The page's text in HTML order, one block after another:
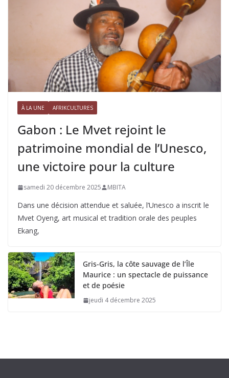
À LA UNE AFRIKCULTURES
Gabon : Le Mvet rejoint le
patrimoine mondial de l’Unesco,
une victoire pour la culture
samedi 20 décembre 2025 MBITA
Dans une décision attendue et saluée, l’Unesco a inscrit le
Mvet Oyeng, art musical et tradition orale des peuples
Ekang,
Gris-Gris, la côte sauvage de l’Île
Maurice : un spectacle de puissance
et de poésie
jeudi 4 décembre 2025